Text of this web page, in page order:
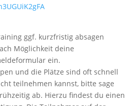
ggf. kurzfristig absagen
Möglichkeit deine
ein.
und die Plätze sind oft schnell
teilnehmen kannst, bitte sage
ab. Hierzu findest du einen